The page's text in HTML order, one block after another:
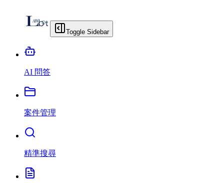
Toggle Sidebar
AI 問答
案件管理
精準搜尋